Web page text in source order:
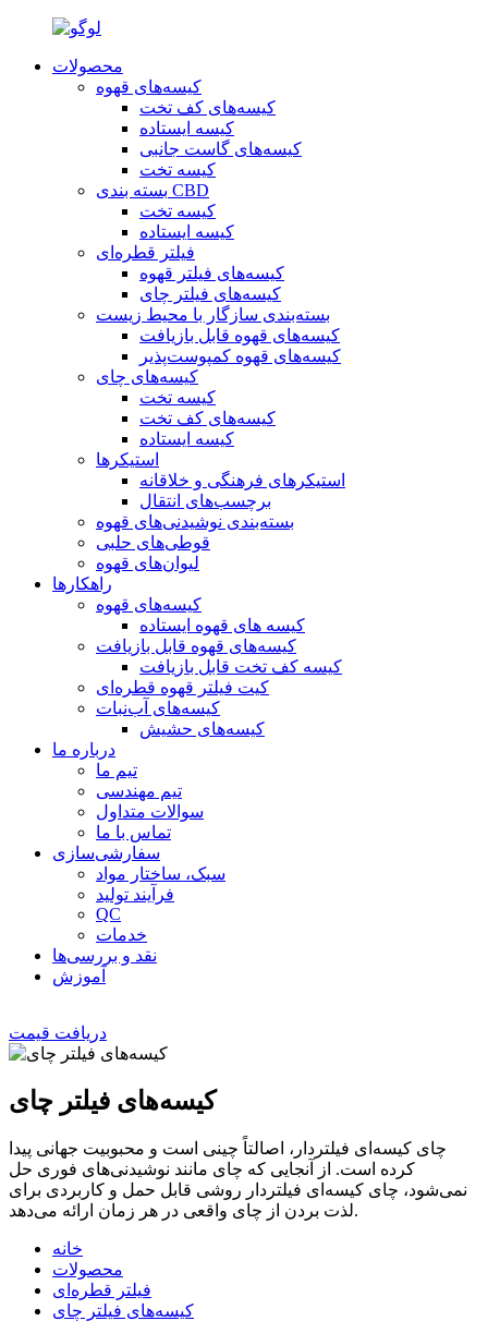
محصولات
کیسه‌های قهوه
کیسه‌های کف تخت
کیسه ایستاده
کیسه‌های گاست جانبی
کیسه تخت
بسته بندی CBD
کیسه تخت
کیسه ایستاده
فیلتر قطره‌ای
کیسه‌های فیلتر قهوه
کیسه‌های فیلتر چای
بسته‌بندی سازگار با محیط زیست
کیسه‌های قهوه قابل بازیافت
کیسه‌های قهوه کمپوست‌پذیر
کیسه‌های چای
کیسه تخت
کیسه‌های کف تخت
کیسه ایستاده
استیکرها
استیکرهای فرهنگی و خلاقانه
برچسب‌های انتقال
بسته‌بندی نوشیدنی‌های قهوه
قوطی‌های حلبی
لیوان‌های قهوه
راهکارها
کیسه‌های قهوه
کیسه های قهوه ایستاده
کیسه‌های قهوه قابل بازیافت
کیسه کف تخت قابل بازیافت
کیت فیلتر قهوه قطره‌ای
کیسه‌های آب‌نبات
کیسه‌های حشیش
درباره ما
تیم ما
تیم مهندسی
سوالات متداول
تماس با ما
سفارشی‌سازی
سبک، ساختار مواد
فرآیند تولید
QC
خدمات
نقد و بررسی‌ها
آموزش
دریافت قیمت
کیسه‌های فیلتر چای
چای کیسه‌ای فیلتردار، اصالتاً چینی است و محبوبیت جهانی پیدا
کرده است. از آنجایی که چای مانند نوشیدنی‌های فوری حل
نمی‌شود، چای کیسه‌ای فیلتردار روشی قابل حمل و کاربردی برای
لذت بردن از چای واقعی در هر زمان ارائه می‌دهد.
خانه
محصولات
فیلتر قطره‌ای
کیسه‌های فیلتر چای